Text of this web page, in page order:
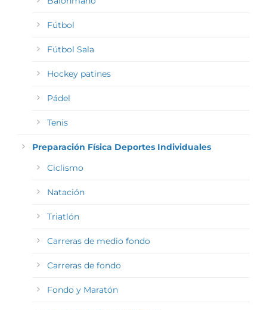
Fútbol
Fútbol Sala
Hockey patines
Pádel
Tenis
Preparación Física Deportes Individuales
Ciclismo
Natación
Triatlón
Carreras de medio fondo
Carreras de fondo
Fondo y Maratón